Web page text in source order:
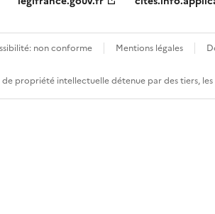
non conforme Mentions légales
propriété intellectuelle détenue par des tiers,